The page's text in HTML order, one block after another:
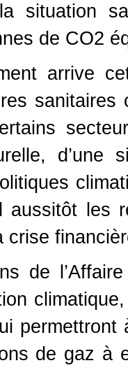
situation
de CO2
arrive
sanitaires
aussitôt les
crise
de
de gaz à